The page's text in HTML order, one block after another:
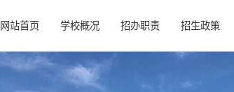
网站首页 学校概况 招办职责 招生政策